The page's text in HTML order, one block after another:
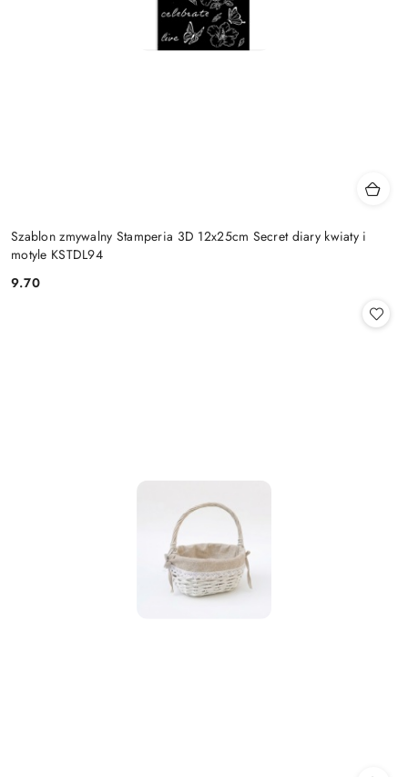
Szablon zmywalny Stamperia 3D 12x25cm Secret diary kwiaty i
motyle KSTDL94
Cena:
9.70